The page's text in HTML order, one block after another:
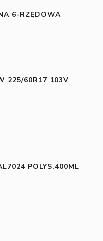
6-RZĘDOWA
225/60R17 103V
POLYS.400ML